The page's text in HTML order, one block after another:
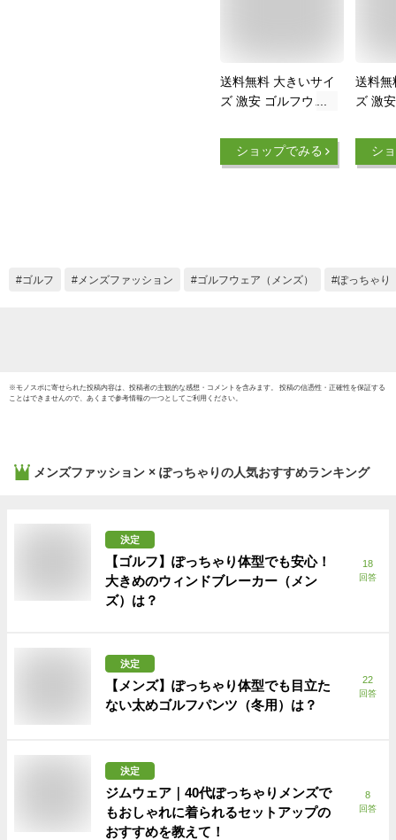
送料無料 大きいサイ
ズ 激安 ゴルフウェ
DISCUS(ディスカス)
ジャージ ブルゾン
ー フルジップ トラ
ショップでみる
送料無
ズ 激
ケット
寒 あ
リース
シ
ゴルフ メンズファッション ゴルフウェア（メンズ） ぽっちゃり
※モノスポに寄せられた投稿内容は、投稿者の主観的な感想・コメントを含みます。 投稿の信憑性・正確性を保証する
ことはできませんので、あくまで参考情報の一つとしてご利用ください。
メンズファッション × ぽっちゃりの人気おすすめランキング
決定
【ゴルフ】ぽっちゃり体型でも安心！
大きめのウィンドブレーカー（メン
ズ）は？
18
回答
決定
【メンズ】ぽっちゃり体型でも目立た
ない太めゴルフパンツ（冬用）は？
22
回答
決定
ジムウェア｜40代ぽっちゃりメンズで
もおしゃれに着られるセットアップの
おすすめを教えて！
8
回答